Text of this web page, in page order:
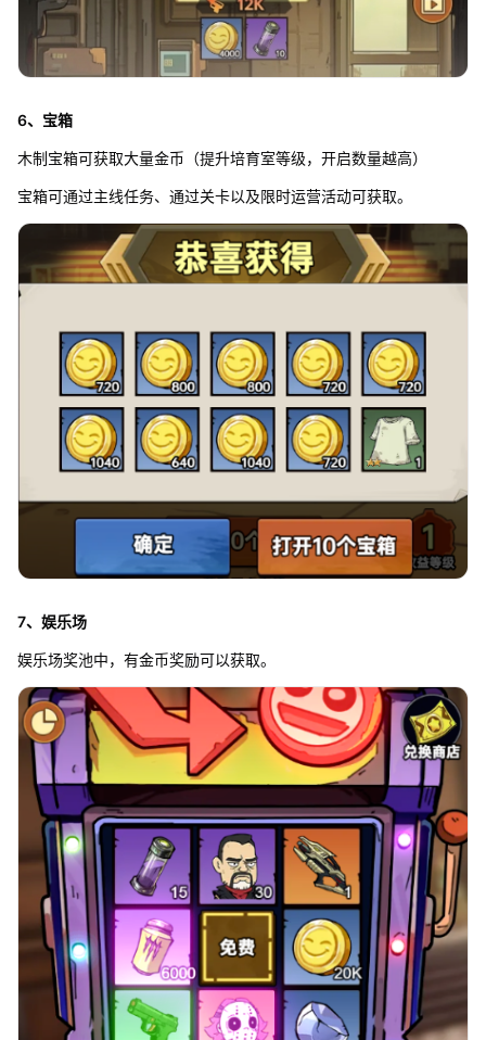
6、宝箱
木制宝箱可获取大量金币（提升培育室等级，开启数量越高）
宝箱可通过主线任务、通过关卡以及限时运营活动可获取。
7、娱乐场
娱乐场奖池中，有金币奖励可以获取。